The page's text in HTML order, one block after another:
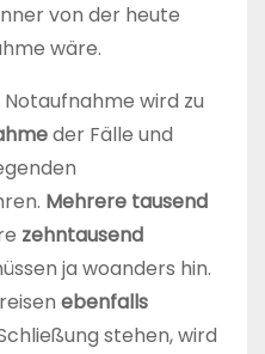
von der heute
wäre.
wird zu
der Fälle und
Mehrere tausend
zehntausend
ja woanders hin.
ebenfalls
stehen, wird